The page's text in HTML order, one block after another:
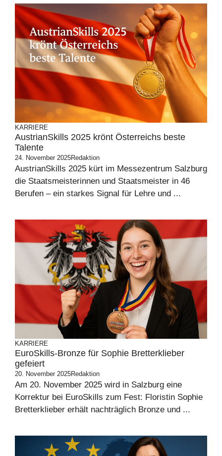
KARRIERE
AustrianSkills 2025 krönt Österreichs beste
Talente
24. November 2025Redaktion
AustrianSkills 2025 kürt im Messezentrum Salzburg
die Staatsmeisterinnen und Staatsmeister in 46
Berufen – ein starkes Signal für Lehre und ...
KARRIERE
EuroSkills-Bronze für Sophie Bretterklieber
gefeiert
20. November 2025Redaktion
Am 20. November 2025 wird in Salzburg eine
Korrektur bei EuroSkills zum Fest: Floristin Sophie
Bretterklieber erhält nachträglich Bronze und ...